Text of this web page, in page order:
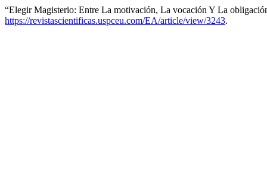
“Elegir Magisterio: Entre La motivación, La vocación Y La
https://revistascientificas.uspceu.com/EA/article/view/3243.